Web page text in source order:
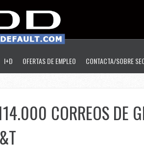
I+D OFERTAS DE EMPLEO CONTACTA/SOBRE
CORREOS DE